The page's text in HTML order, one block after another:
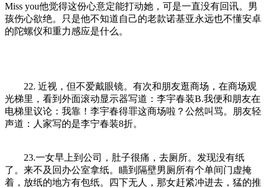
Miss you他觉得这份心意定能打动她，可是一直没有回讯。男
孩伤心欲绝。只是他不知道自己的老款诺基亚永远也不懂安卓
的陀螺仪和重力感应是什么。
22. 近视，但不爱戴眼镜。有次和朋友逛商场，在商场观
光梯里，看到外面滚动显示器写道：李宇春装B.我便和朋友在
电梯里议论：我靠！李宇春得罪这商场啦？公然叫骂。朋友轻
声道：人家写的是李宁春装8折。
23.一女早上到公司，肚子很痛，去厕所。发现没有纸
了。来不及回办公室拿纸。瞄到隔壁男厕所有个单间门虚掩
着，放纸的地方有包纸。四下无人，那女赶紧冲进去，猛的推